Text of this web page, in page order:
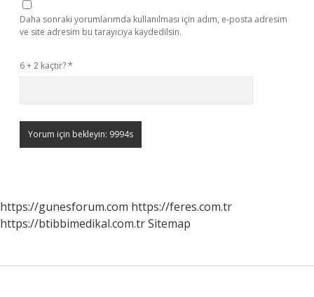
Daha sonraki yorumlarımda kullanılması için adım, e-posta adresim
ve site adresim bu tarayıcıya kaydedilsin.
6 + 2 kaçtır?*
https://gunesforum.com https://feres.com.tr
https://btibbimedikal.com.trSitemap